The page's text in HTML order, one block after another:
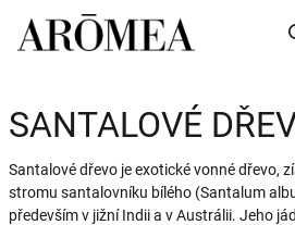
obsah
SANTALOVÉ
Santalové dřevo je exotické vonné dřevo,
stromu santalovníku bílého (Santalum
především v jižní Indii a v Austrálii. Jeho